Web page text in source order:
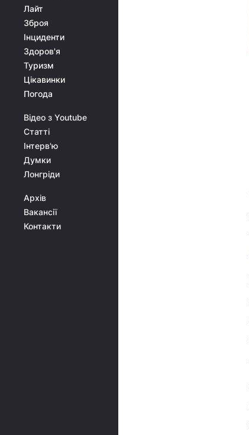
Лайт
Зброя
Інциденти
Здоров'я
Туризм
Цікавинки
Погода
Відео з Youtube
Статті
Інтерв'ю
Думки
Лонгріди
Архів
Вакансії
Контакти